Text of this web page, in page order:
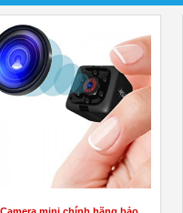
Camera mini chính hãng bảo
next